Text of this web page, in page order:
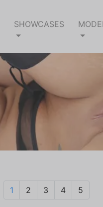
SHOWCASES
1 2 3 4 5